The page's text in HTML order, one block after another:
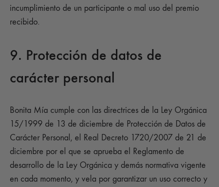
incumplimiento de un participante o mal uso del premio
recibido.
9. Protección de datos de
carácter personal
Bonita Mía cumple con las directrices de la Ley Orgánica
15/1999 de 13 de diciembre de Protección de Datos de
Carácter Personal, el Real Decreto 1720/2007 de 21 de
diciembre por el que se aprueba el Reglamento de
desarrollo de la Ley Orgánica y demás normativa vigente
en cada momento, y vela por garantizar un uso correcto y